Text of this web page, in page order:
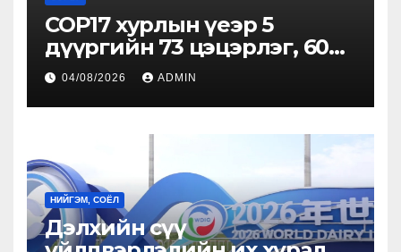
COP17 хурлын үеэр 5
дүүргийн 73 цэцэрлэг, 60
сургуульд зохицуулалт
хийнэ
04/08/2026 ADMIN
НИЙГЭМ, СОЁЛ
Дэлхийн сүү